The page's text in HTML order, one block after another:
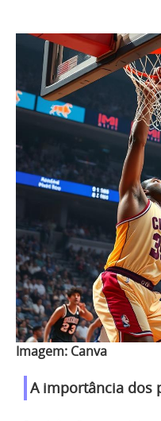
Imagem: Canva
A importância dos